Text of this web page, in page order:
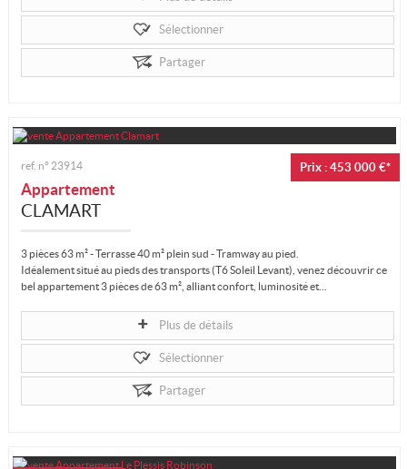
Sélectionner
Partager
Prix : 453 000 €*
ref. n° 23914
Appartement
CLAMART
3 pièces 63 m² - Terrasse 40 m² plein sud - Tramway au pied.
Idéalement situé au pieds des transports (T6 Soleil Levant), venez découvrir ce
bel appartement 3 pièces de 63 m², alliant confort, luminosité et...
Plus de détails
Sélectionner
Partager